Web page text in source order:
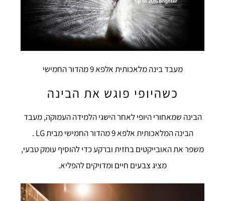
מעבד בינה מלאכותית אלפא 9 מהדור החמישי
כשהיופי פוגש את הבינה
הבינה שמאחורי היופי לאחר הישגי הלמידה העמוקה, מעבד
הבינה המלאכותית אלפא 9 מהדור החמישי מבית LG .
משפר את האובייקטים בחזית וברקע כדי להוסיף עומק טבעי,
מציג צבעים חיים ומדויקים להפליא.